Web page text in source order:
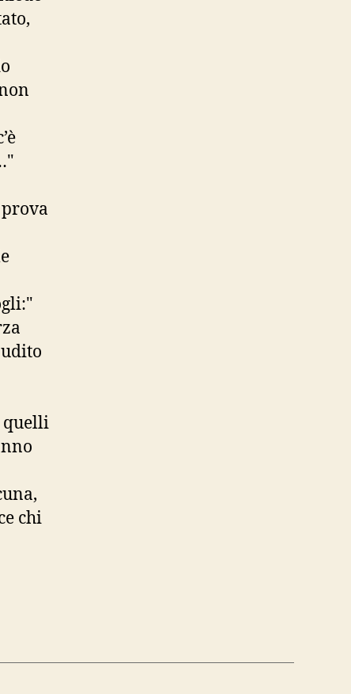
quelli
chi